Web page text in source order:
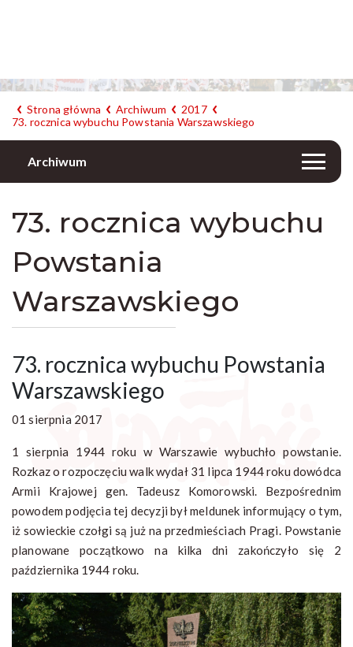
Strona główna Archiwum
2017
73. rocznica wybuchu Powstania Warszawskiego
Archiwum
73. rocznica wybuchu
Powstania
Warszawskiego
73. rocznica wybuchu Powstania
Warszawskiego
01 sierpnia 2017
1 sierpnia 1944 roku w Warszawie wybuchło powstanie.
Rozkaz o rozpoczęciu walk wydał 31 lipca 1944 roku dowódca
Armii Krajowej gen. Tadeusz Komorowski. Bezpośrednim
powodem podjęcia tej decyzji był meldunek informujący o tym,
iż sowieckie czołgi są już na przedmieściach Pragi. Powstanie
planowane początkowo na kilka dni zakończyło się 2
października 1944 roku.